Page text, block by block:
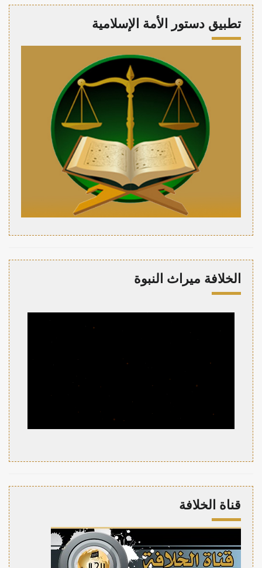
تطبيق دستور الأمة الإسلامية
الخلافة ميراث النبوة
قناة الخلافة